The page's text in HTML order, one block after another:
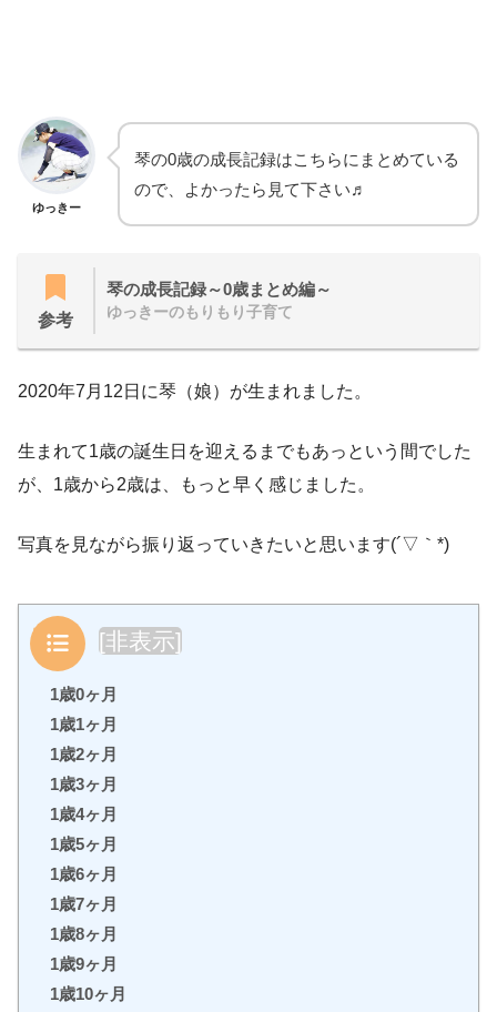
ゆっきー
琴の0歳の成長記録はこちらにまとめている
ので、よかったら見て下さい♬
参考
琴の成長記録～0歳まとめ編～
ゆっきーのもりもり子育て
2020年7月12日に琴（娘）が生まれました。
生まれて1歳の誕生日を迎えるまでもあっという間でした
が、1歳から2歳は、もっと早く感じました。
写真を見ながら振り返っていきたいと思います(´▽｀*)
目次 [非表示]
1歳0ヶ月
1歳1ヶ月
1歳2ヶ月
1歳3ヶ月
1歳4ヶ月
1歳5ヶ月
1歳6ヶ月
1歳7ヶ月
1歳8ヶ月
1歳9ヶ月
1歳10ヶ月